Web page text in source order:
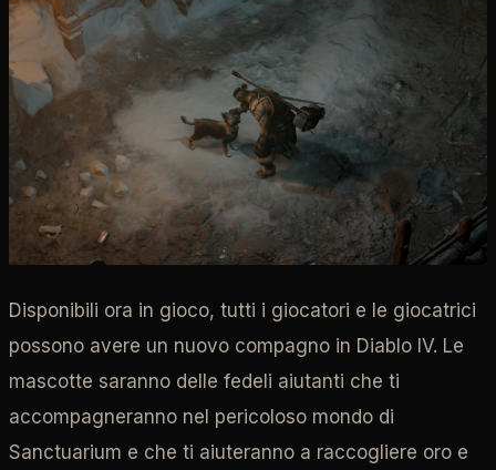
Disponibili ora in gioco, tutti i giocatori e le giocatrici
possono avere un nuovo compagno in Diablo IV. Le
mascotte saranno delle fedeli aiutanti che ti
accompagneranno nel pericoloso mondo di
Sanctuarium e che ti aiuteranno a raccogliere oro e